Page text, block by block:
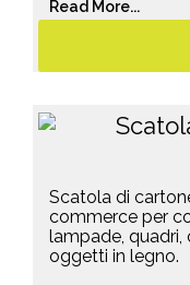
Read More...
Scatola di
commerce per
lampade, quadri,
oggetti in legno.